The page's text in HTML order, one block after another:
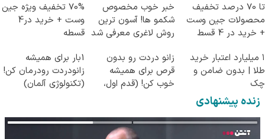
تا 70 درصد تخفیف
محصولات جین وست
+ خرید در 4 قسط
خبر خوب مخصوص
شکمو ها! آسون ترین
روش لاغری معرفی شد
70% تخفیف ویژه جین
وست + خرید در4
قسطه
۱ میلیارد اعتبار خرید
طلا | بدون ضامن و
چک
زانو دردت رو بدون
قرص برای همیشه
خوب کن! (قدم اول،
1بار برای همیشه
زانودردت رودرمان کن!
(تکنولوژی آلمان)
زنده پیشنهادی